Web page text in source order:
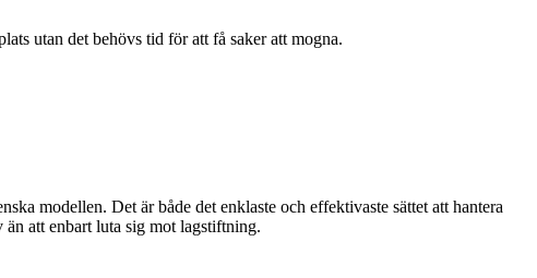
utan det behövs tid för att få saker att mogna.
modellen. Det är både det enklaste och effektivaste sättet att hantera
att enbart luta sig mot lagstiftning.